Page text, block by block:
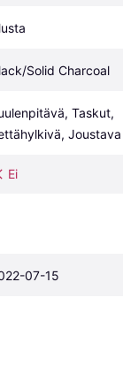
Solid Charcoal
Taskut,
Joustava
Ei
07-15